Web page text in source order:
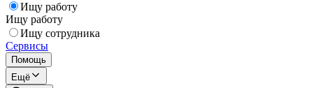
Ищу работу
Ищу работу
Ищу сотрудника
Сервисы
Помощь
Ещё